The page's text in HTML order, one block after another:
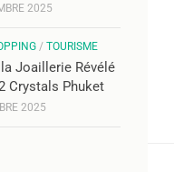
2025
/ TOURISME
la Joaillerie Révélé
Crystals Phuket
2025